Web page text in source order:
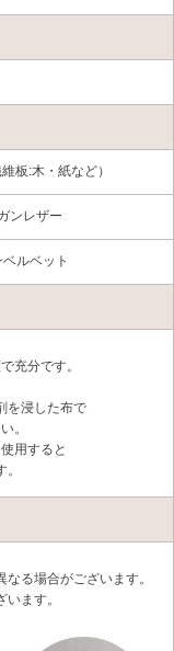
板:木・紙など）
ンレザー
ルベット
充分です。
を浸した布で
。
用すると
る場合がございます。
ます。